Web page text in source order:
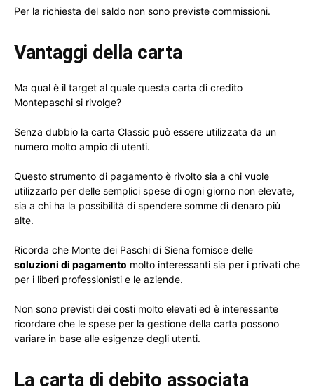
Per la richiesta del saldo non sono previste commissioni.
Vantaggi della carta
Ma qual è il target al quale questa carta di credito
Montepaschi si rivolge?
Senza dubbio la carta Classic può essere utilizzata da un
numero molto ampio di utenti.
Questo strumento di pagamento è rivolto sia a chi vuole
utilizzarlo per delle semplici spese di ogni giorno non elevate,
sia a chi ha la possibilità di spendere somme di denaro più
alte.
Ricorda che Monte dei Paschi di Siena fornisce delle
soluzioni di pagamento molto interessanti sia per i privati che
per i liberi professionisti e le aziende.
Non sono previsti dei costi molto elevati ed è interessante
ricordare che le spese per la gestione della carta possono
variare in base alle esigenze degli utenti.
La carta di debito associata